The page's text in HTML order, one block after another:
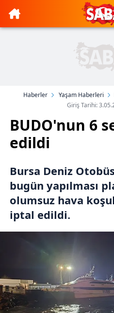
Haberler Yaşam Haberleri
Giriş Tarihi:
BUDO'nun 6
edildi
Bursa Deniz
bugün yapılması
olumsuz hava
iptal edildi.